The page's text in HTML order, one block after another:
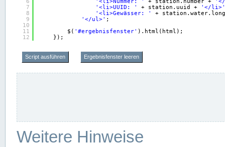
7
8
9
10
11
12
'<li>UUID: '
+ station.uuid +
'</li>'
'<li>Gewässer: '
+
'</ul>' ;
$( '#ergebnisfenster' ).html(html);
});
Script ausführen Ergebnisfenster leeren
Weitere Hinweise